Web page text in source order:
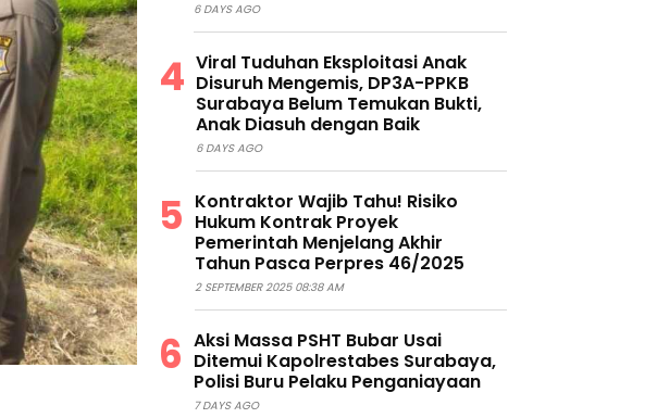
6 DAYS AGO
Viral Tuduhan Eksploitasi Anak
Disuruh Mengemis, DP3A-PPKB
Surabaya Belum Temukan Bukti,
Anak Diasuh dengan Baik
6 DAYS AGO
Kontraktor Wajib Tahu! Risiko
Hukum Kontrak Proyek
Pemerintah Menjelang Akhir
Tahun Pasca Perpres 46/2025
2 SEPTEMBER 2025 08:38 AM
Aksi Massa PSHT Bubar Usai
Ditemui Kapolrestabes Surabaya,
Polisi Buru Pelaku Penganiayaan
7 DAYS AGO